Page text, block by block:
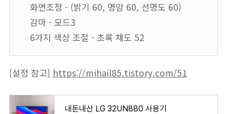
화면조정 - (밝기 60, 명암 60, 선명도 60)
감마 - 모드3
6가지 색상 조절 - 초록 채도 52
[설정 참고] https://mihail85.tistory.com/51
내돈내산 LG 32UN880 사용기